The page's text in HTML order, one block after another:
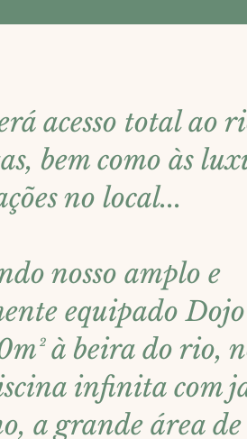
acesso total ao
bem como às
no local...
nosso amplo e
equipado
à beira do rio,
infinita com
a grande área de